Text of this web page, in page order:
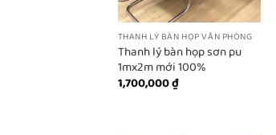
THANH LÝ BÀN HỌP VĂN PHÒNG
Thanh lý bàn họp sơn pu
1mx2m mới 100%
1,700,000₫